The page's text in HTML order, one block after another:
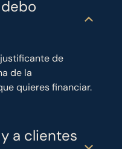
justificante de
de la
quieres financiar.
a clientes